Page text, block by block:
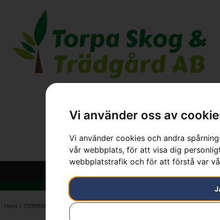
Vi använder oss av
Vi använder cookies och andra
vår webbplats, för att visa dig
webbplatstrafik och för att förstå var
Hem » 7392930736771